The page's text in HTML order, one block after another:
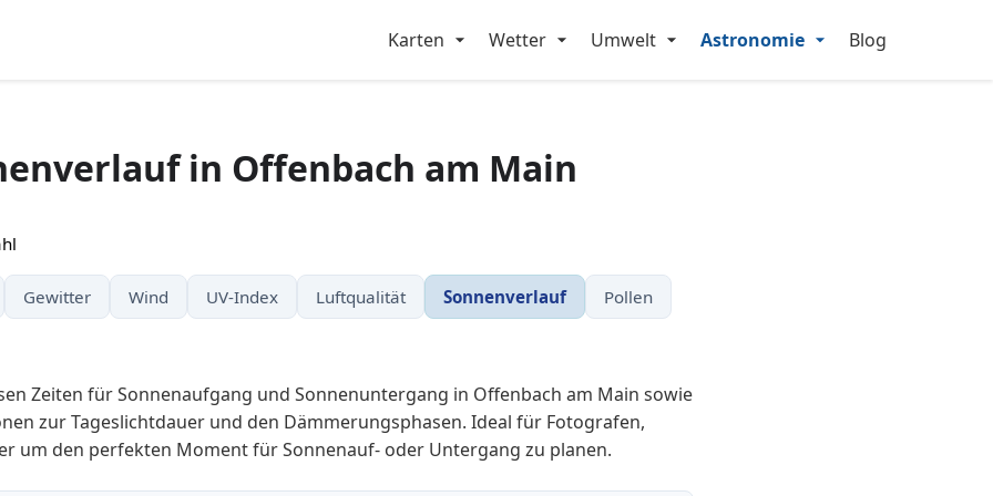
Karten Wetter Umwelt Astronomie Blog
in Offenbach am Main
Gewitter Wind UV-Index Luftqualität Sonnenverlauf Pollen
Zeiten für Sonnenaufgang und Sonnenuntergang in Offenbach am Main sowie
zur Tageslichtdauer und den Dämmerungsphasen. Ideal für Fotografen,
um den perfekten Moment für Sonnenauf- oder Untergang zu planen.